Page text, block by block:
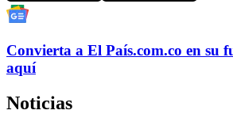
Convierta a El País.com.co en su
aquí
Noticias